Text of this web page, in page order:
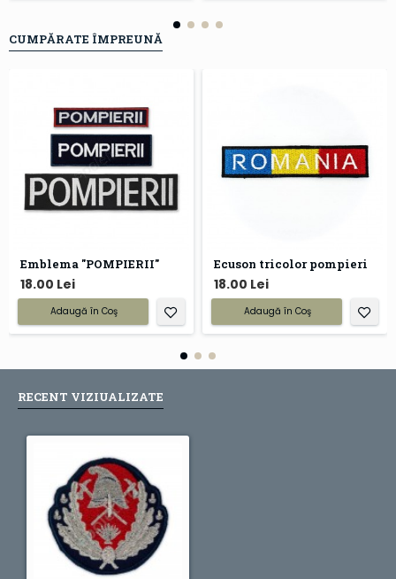
CUMPĂRATE ÎMPREUNĂ
Emblema "POMPIERII"
18.00 Lei
Adaugă în Coş
Ecuson tricolor pompieri
18.00 Lei
Adaugă în Coş
RECENT VIZIUALIZATE